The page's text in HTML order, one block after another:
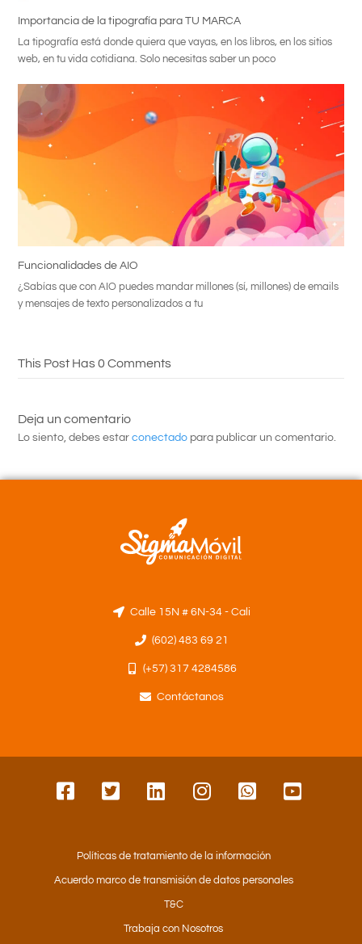
Importancia de la tipografía para TU MARCA
La tipografía está donde quiera que vayas, en los libros, en los sitios
web, en tu vida cotidiana. Solo necesitas saber un poco
Funcionalidades de AIO
¿Sabías que con AIO puedes mandar millones (sí, millones) de emails
y mensajes de texto personalizados a tu
This Post Has 0 Comments
Deja un comentario
Lo siento, debes estarconectado para publicar un comentario.
Calle 15N # 6N-34 - Cali
(602) 483 69 21
(+57) 317 4284586
Contáctanos
Políticas de tratamiento de la información
Acuerdo marco de transmisión de datos personales
T&C
Trabaja con Nosotros